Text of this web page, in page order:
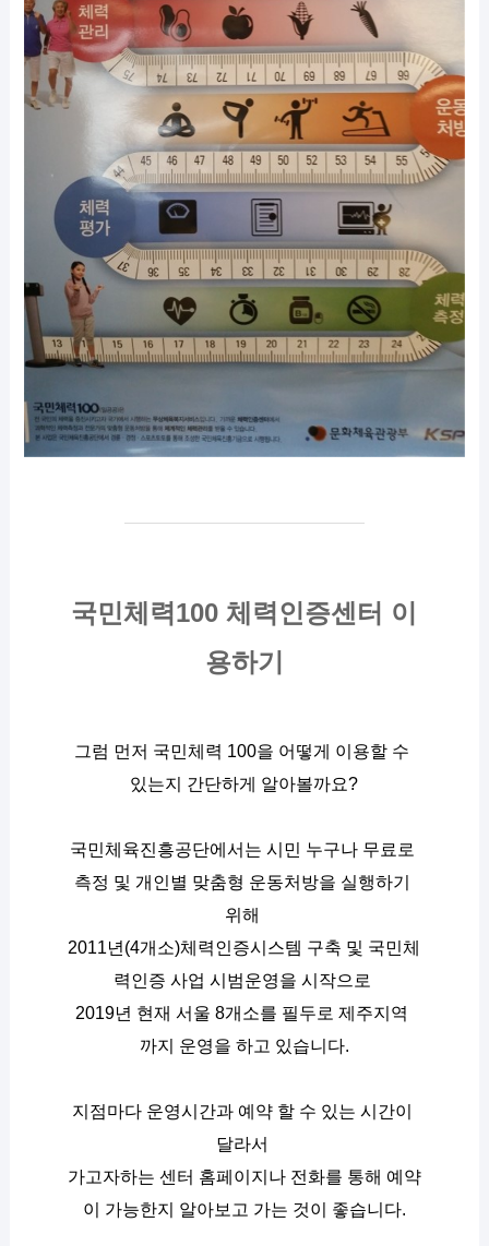
국민체력100 체력인증센터 이
용하기
그럼 먼저 국민체력 100을 어떻게 이용할 수
있는지 간단하게 알아볼까요?
국민체육진흥공단에서는 시민 누구나 무료로
측정 및 개인별 맞춤형 운동처방을 실행하기
위해
2011년(4개소)체력인증시스템 구축 및 국민체
력인증 사업 시범운영을 시작으로
2019년 현재 서울 8개소를 필두로 제주지역
까지 운영을 하고 있습니다.
지점마다 운영시간과 예약 할 수 있는 시간이
달라서
가고자하는 센터 홈페이지나 전화를 통해 예약
이 가능한지 알아보고 가는 것이 좋습니다.